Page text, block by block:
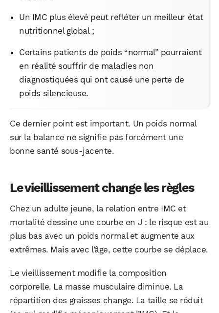
Un IMC plus élevé peut refléter un meilleur état
nutritionnel global ;
Certains patients de poids “normal” pourraient
en réalité souffrir de maladies non
diagnostiquées qui ont causé une perte de
poids silencieuse.
Ce dernier point est important. Un poids normal
sur la balance ne signifie pas forcément une
bonne santé sous-jacente.
Le vieillissement change les règles
Chez un adulte jeune, la relation entre IMC et
mortalité dessine une courbe en J : le risque est au
plus bas avec un poids normal et augmente aux
extrêmes. Mais avec l’âge, cette courbe se déplace.
Le vieillissement modifie la composition
corporelle. La masse musculaire diminue. La
répartition des graisses change. La taille se réduit
WhatsApp Telegram Email
Facebook LinkedIn